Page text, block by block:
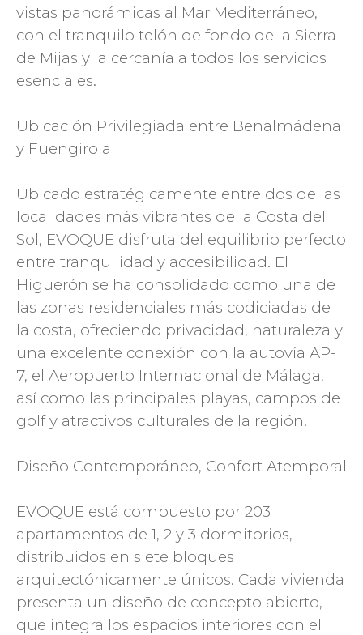
vistas panorámicas al Mar Mediterráneo,
con el tranquilo telón de fondo de la Sierra
de Mijas y la cercanía a todos los servicios
esenciales.
Ubicación Privilegiada entre Benalmádena
y Fuengirola
Ubicado estratégicamente entre dos de las
localidades más vibrantes de la Costa del
Sol, EVOQUE disfruta del equilibrio perfecto
entre tranquilidad y accesibilidad. El
Higuerón se ha consolidado como una de
las zonas residenciales más codiciadas de
la costa, ofreciendo privacidad, naturaleza y
una excelente conexión con la autovía AP-
7, el Aeropuerto Internacional de Málaga,
así como las principales playas, campos de
golf y atractivos culturales de la región.
Diseño Contemporáneo, Confort Atemporal
EVOQUE está compuesto por 203
apartamentos de 1, 2 y 3 dormitorios,
distribuidos en siete bloques
arquitectónicamente únicos. Cada vivienda
presenta un diseño de concepto abierto,
que integra los espacios interiores con el